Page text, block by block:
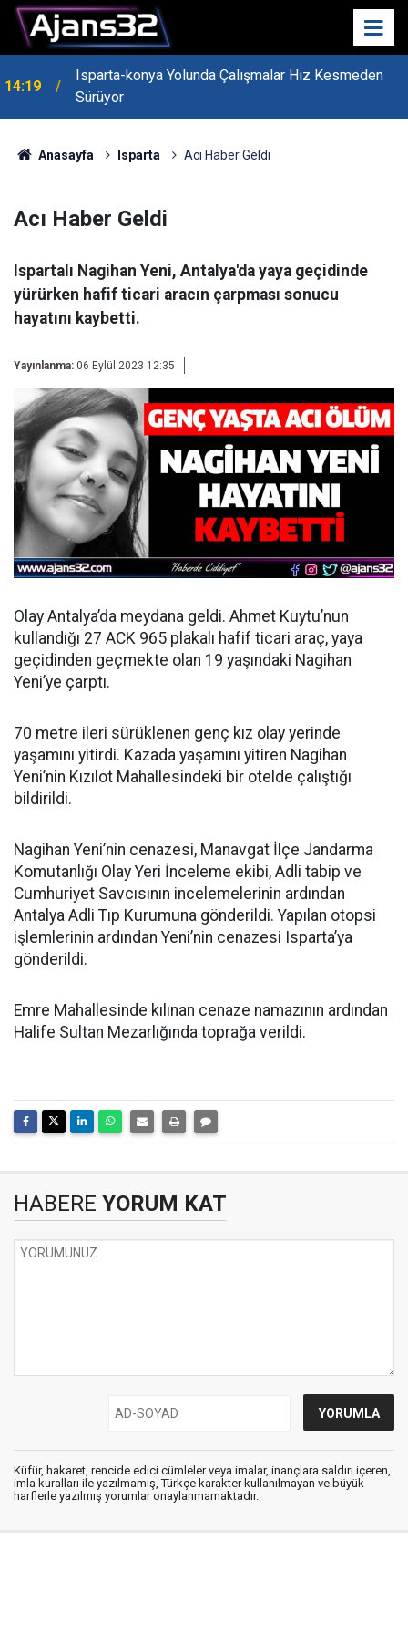
14:19
Isparta-konya Yolunda Çalışmalar Hız Kesmeden
Sürüyor
Anasayfa Isparta Acı Haber Geldi
Acı Haber Geldi
Ispartalı Nagihan Yeni, Antalya'da yaya geçidinde
yürürken hafif ticari aracın çarpması sonucu
hayatını kaybetti.
Yayınlanma: 06 Eylül 2023 12:35
Olay Antalya’da meydana geldi. Ahmet Kuytu’nun
kullandığı 27 ACK 965 plakalı hafif ticari araç, yaya
geçidinden geçmekte olan 19 yaşındaki Nagihan
Yeni’ye çarptı.
70 metre ileri sürüklenen genç kız olay yerinde
yaşamını yitirdi. Kazada yaşamını yitiren Nagihan
Yeni’nin Kızılot Mahallesindeki bir otelde çalıştığı
bildirildi.
Nagihan Yeni’nin cenazesi, Manavgat İlçe Jandarma
Komutanlığı Olay Yeri İnceleme ekibi, Adli tabip ve
Cumhuriyet Savcısının incelemelerinin ardından
Antalya Adli Tıp Kurumuna gönderildi. Yapılan otopsi
işlemlerinin ardından Yeni’nin cenazesi Isparta’ya
gönderildi.
Emre Mahallesinde kılınan cenaze namazının ardından
Halife Sultan Mezarlığında toprağa verildi.
HABERE YORUM KAT
Küfür, hakaret, rencide edici cümleler veya imalar, inançlara saldırı içeren,
imla kuralları ile yazılmamış, Türkçe karakter kullanılmayan ve büyük
harflerle yazılmış yorumlar onaylanmamaktadır.